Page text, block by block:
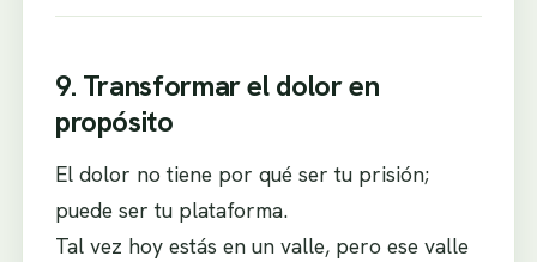
9. Transformar el dolor en
propósito
El dolor no tiene por qué ser tu prisión;
puede ser tu plataforma.
Tal vez hoy estás en un valle, pero ese valle